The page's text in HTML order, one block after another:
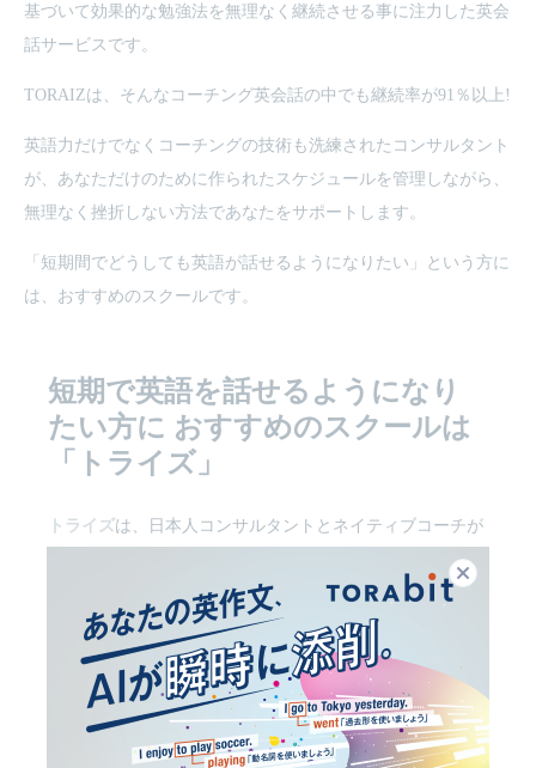
基づいて効果的な勉強法を無理なく継続させる事に注力した英会
話サービスです。
TORAIZは、そんなコーチング英会話の中でも継続率が91％以上!
英語力だけでなくコーチングの技術も洗練されたコンサルタント
が、あなただけのために作られたスケジュールを管理しながら、
無理なく挫折しない方法であなたをサポートします。
「短期間でどうしても英語が話せるようになりたい」という方に
は、おすすめのスクールです。
短期で英語を話せるようになり
たい方に おすすめのスクールは
「トライズ」
トライズは、日本人コンサルタントとネイティブコーチが
専属でサポートしてくれる、英語コーチングスクール。レ
ッスンは週３回確保される上に受け放題。マンツーマンの
面談やメールで日々サポートも受けられて、他のスクール
とは一線を画す本格的なプログラムになっています。
「短期間でどうしても英語が話せるようになりたい」とい
う方には、おすすめのスクールです。
閉じる